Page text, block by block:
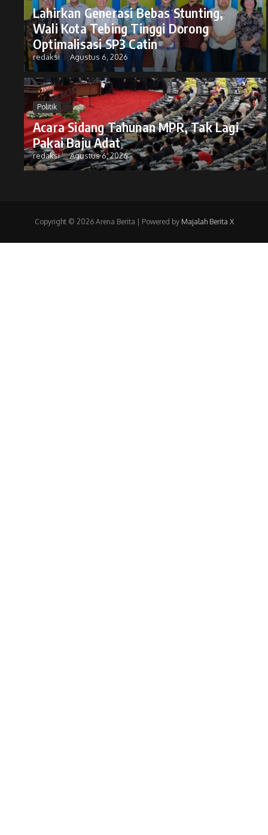
Lahirkan Generasi Bebas Stunting,
Wali Kota Tebing Tinggi Dorong
Optimalisasi SP3 Catin
redaksi Agustus 6, 2026
Politik
Acara Sidang Tahunan MPR, Tak Lagi
Pakai Baju Adat
redaksi Agustus 6, 2026
Copyright © 2026 Arena Berita | Powered by Majalah Berita X